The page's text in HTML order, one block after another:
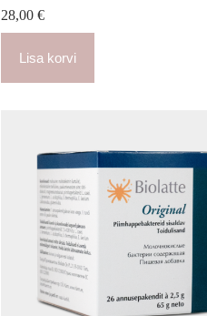
28,00€
Lisa korvi